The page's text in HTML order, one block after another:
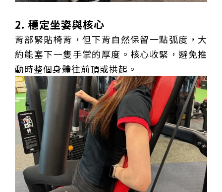
2. 穩定坐姿與核心
背部緊貼椅背，但下背自然保留一點弧度，大
約能塞下一隻手掌的厚度。核心收緊，避免推
動時整個身體往前頂或拱起。